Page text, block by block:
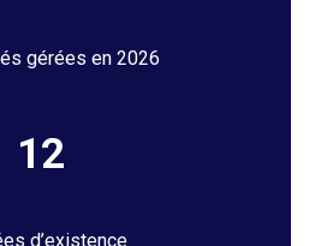
gérées en 2026
12
d’existence